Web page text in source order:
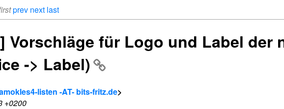
prev next last
Vorschläge für Logo und Label der
-> Label)
listen -AT- bits-fritz.de>
+0200